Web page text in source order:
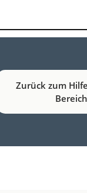
Zurück zum
Bereich